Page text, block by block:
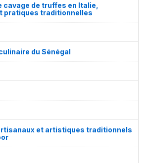
cavage de truffes en Italie,
pratiques traditionnelles
du Sénégal
et artistiques traditionnels